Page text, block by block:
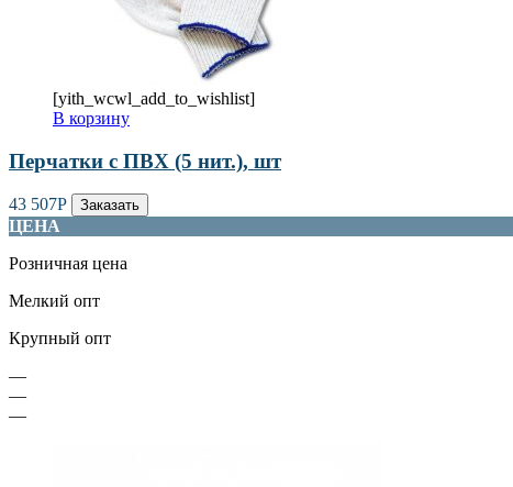
[yith_wcwl_add_to_wishlist]
В корзину
Перчатки с ПВХ (5 нит.), шт
43 507Р Заказать
ЦЕНА
Розничная цена
Мелкий опт
Крупный опт
—
—
—